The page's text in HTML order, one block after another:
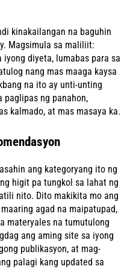
kinakailangan na baguhin
Magsimula sa maliliit:
diyeta, lumabas para sa
nang mas maaga kaysa
na ito ay unti-unting
paglipas ng panahon,
kalmado, at mas masaya ka.
ang kategoryang ito ng
higit pa tungkol sa lahat ng
nito. Dito makikita mo ang
agad na maipatupad,
materyales na tumutulong
ang aming site sa iyong
publikasyon, at mag-
palagi kang updated sa